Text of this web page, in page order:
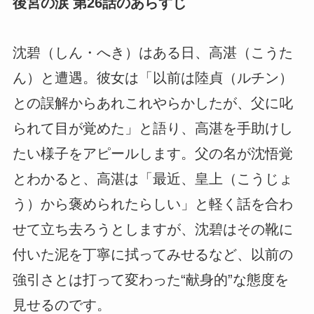
沈碧（しん・へき）はある日、高湛（こうた
ん）と遭遇。彼女は「以前は陸貞（ルチン）
との誤解からあれこれやらかしたが、父に叱
られて目が覚めた」と語り、高湛を手助けし
たい様子をアピールします。父の名が沈悟覚
とわかると、高湛は「最近、皇上（こうじょ
う）から褒められたらしい」と軽く話を合わ
せて立ち去ろうとしますが、沈碧はその靴に
付いた泥を丁寧に拭ってみせるなど、以前の
強引さとは打って変わった“献身的”な態度を
見せるのです。